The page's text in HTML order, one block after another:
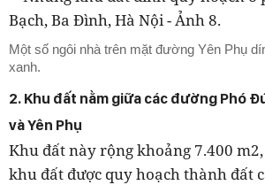
Một số ngôi nhà trên mặt đường Yên Phụ
xanh.
2. Khu đất nằm giữa các đường Phó
và Yên Phụ
Khu đất này rộng khoảng 7.400
khu đất được quy hoạch thành đất